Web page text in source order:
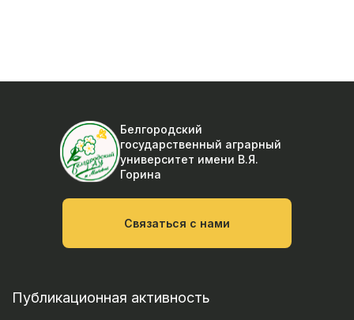
Белгородский
государственный аграрный
университет имени В.Я.
Горина
Связаться с нами
Публикационная активность